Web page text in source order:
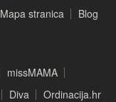
Mapa stranica Blog
missMAMA
Diva Ordinacija.hr